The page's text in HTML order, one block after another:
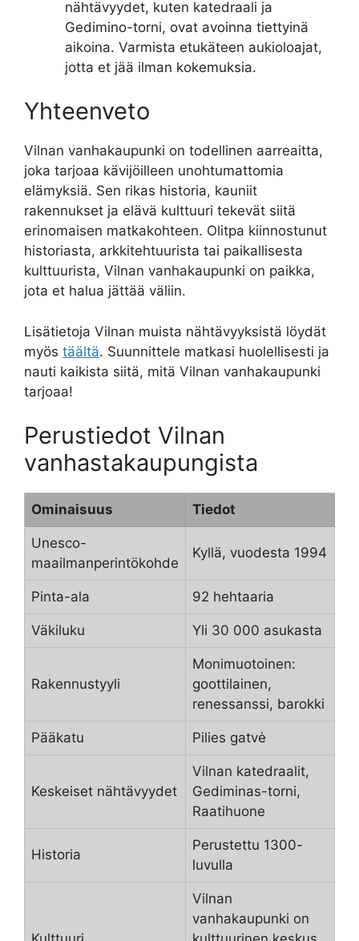
nähtävyydet, kuten katedraali ja
Gedimino-torni, ovat avoinna tiettyinä
aikoina. Varmista etukäteen aukioloajat,
jotta et jää ilman kokemuksia.
Yhteenveto
Vilnan vanhakaupunki on todellinen aarreaitta,
joka tarjoaa kävijöilleen unohtumattomia
elämyksiä. Sen rikas historia, kauniit
rakennukset ja elävä kulttuuri tekevät siitä
erinomaisen matkakohteen. Olitpa kiinnostunut
historiasta, arkkitehtuurista tai paikallisesta
kulttuurista, Vilnan vanhakaupunki on paikka,
jota et halua jättää väliin.
Lisätietoja Vilnan muista nähtävyyksistä löydät
myös täältä. Suunnittele matkasi huolellisesti ja
nauti kaikista siitä, mitä Vilnan vanhakaupunki
tarjoaa!
Perustiedot Vilnan
vanhastakaupungista
Ominaisuus Tiedot
Unesco-
maailmanperintökohde
Kyllä, vuodesta 1994
Pinta-ala 92 hehtaaria
Väkiluku Yli 30 000 asukasta
Rakennustyyli
Monimuotoinen:
goottilainen,
renessanssi, barokki
Pääkatu Pilies gatvė
Keskeiset nähtävyydet
Vilnan katedraalit,
Gediminas-torni,
Raatihuone
Historia
Perustettu 1300-
luvulla
Vilnan
vanhakaupunki on